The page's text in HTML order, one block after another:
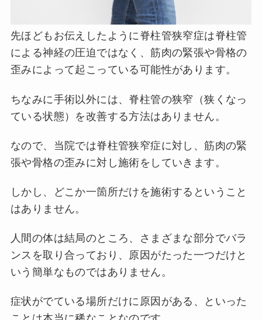
先ほどもお伝えしたように脊柱管狭窄症は脊柱管
による神経の圧迫ではなく、筋肉の緊張や骨格の
歪みによって起こっている可能性があります。
ちなみに手術以外には、脊柱管の狭窄（狭くなっ
ている状態）を改善する方法はありません。
なので、当院では脊柱管狭窄症に対し、筋肉の緊
張や骨格の歪みに対し施術をしていきます。
しかし、どこか一箇所だけを施術するということ
はありません。
人間の体は結局のところ、さまざまな部分でバラ
ンスを取り合っており、原因がたった一つだけと
いう簡単なものではありません。
症状がでている場所だけに原因がある、といった